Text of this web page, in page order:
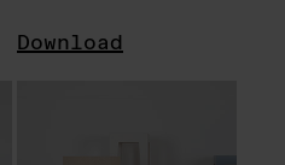
Download